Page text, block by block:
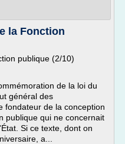
la Fonction
publique (2/10)
de la loi du
général des
fondateur de la conception
publique qui ne concernait
Si ce texte, dont on
a...